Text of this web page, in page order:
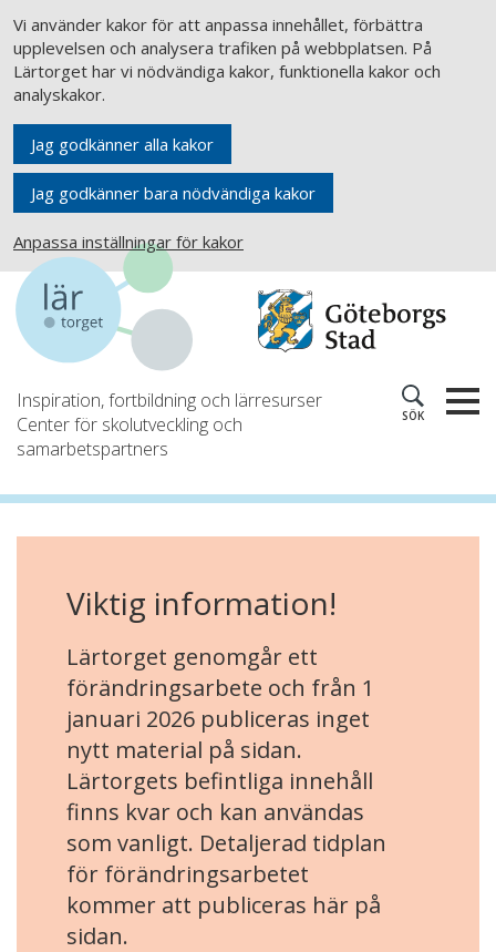
Vi använder kakor för att anpassa innehållet, förbättra
upplevelsen och analysera trafiken på webbplatsen. På
Lärtorget har vi nödvändiga kakor, funktionella kakor och
analyskakor.
Jag godkänner alla kakor
Jag godkänner bara nödvändiga kakor
Anpassa inställningar för kakor
Inspiration, fortbildning och lärresurser
Center för skolutveckling och
samarbetspartners
SÖK
Viktig information!
Lärtorget genomgår ett
förändringsarbete och från 1
januari 2026 publiceras inget
nytt material på sidan.
Lärtorgets befintliga innehåll
finns kvar och kan användas
som vanligt. Detaljerad tidplan
för förändringsarbetet
kommer att publiceras här på
sidan.